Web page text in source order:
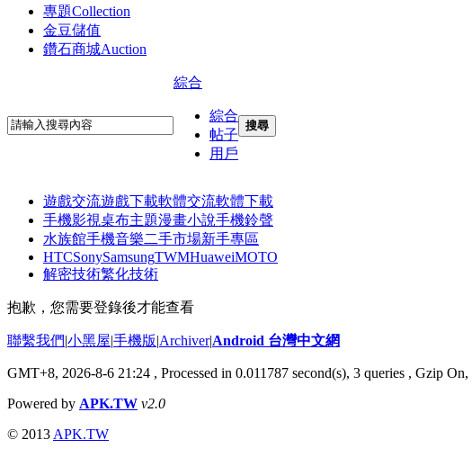
專題Collection
金豆儲值
鑽石商城Auction
綜合
綜合
帖子
用戶
搜尋
遊戲交流遊戲下載軟體交流軟體下載
手機影視桌布主題漫畫小說手機鈴聲
水族館手機音樂二手市場新手專區
HTCSonySamsungTWMHuaweiMOTO
解密技術繁化技術
抱歉，您需要登錄後才能查看
聯繫我們|小黑屋|手機版|Archiver|Android 台灣中文網
GMT+8, 2026-8-6 21:24 , Processed in 0.011787 second(s), 3 queries , Gzip
Powered by APK.TW v2.0
© 2013 APK.TW